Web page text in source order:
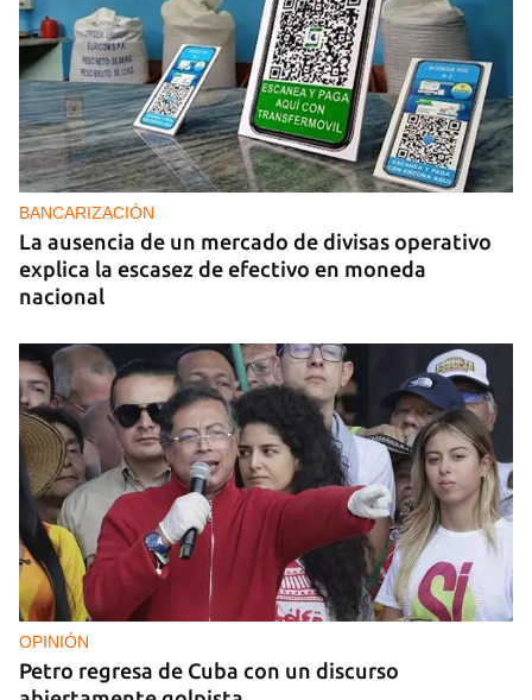
BANCARIZACIÓN
La ausencia de un mercado de divisas operativo
explica la escasez de efectivo en moneda
nacional
OPINIÓN
Petro regresa de Cuba con un discurso